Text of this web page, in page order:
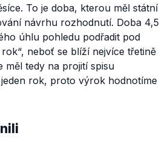
To je doba, kterou měl státní
návrhu rozhodnutí. Doba 4,5
úhlu pohledu podřadit pod
neboť se blíží nejvíce třetině
měl tedy na projití spisu
rok, proto výrok hodnotíme